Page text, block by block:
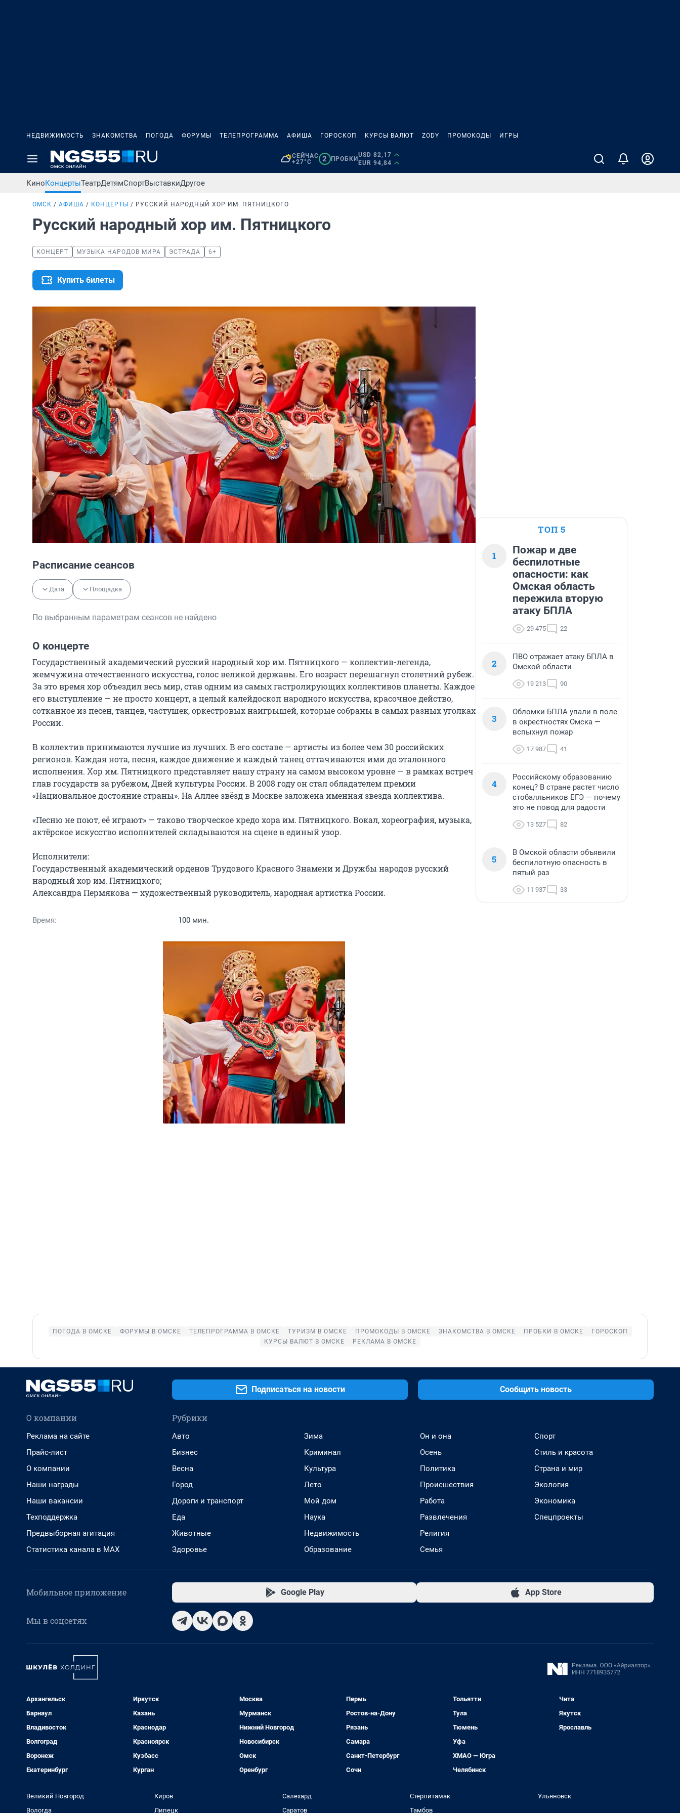
НЕДВИЖИМОСТЬ ЗНАКОМСТВА ПОГОДА ФОРУМЫ ТЕЛЕПРОГРАММА АФИША ГОРОСКОП КУРСЫ ВАЛЮТ ZODY ПРОМОКОДЫ ИГРЫ
СЕЙЧАС
+27°C
2 ПРОБКИ
USD 82,17
EUR 94,84
КиноКонцертыТеатрДетямСпортВыставкиДругое
ОМСК АФИША КОНЦЕРТЫ РУССКИЙ НАРОДНЫЙ ХОР ИМ. ПЯТНИЦКОГО
Русский народный хор им. Пятницкого
КОНЦЕРТ МУЗЫКА НАРОДОВ МИРА ЭСТРАДА 6+
Купить билеты
Расписание сеансов
Дата Площадка
По выбранным параметрам сеансов не найдено
О концерте
Государственный академический русский народный хор им. Пятницкого — коллектив-легенда,
жемчужина отечественного искусства, голос великой державы. Его возраст перешагнул столетний рубеж.
За это время хор объездил весь мир, став одним из самых гастролирующих коллективов планеты. Каждое
его выступление — не просто концерт, а целый калейдоскоп народного искусства, красочное действо,
сотканное из песен, танцев, частушек, оркестровых наигрышей, которые собраны в самых разных уголках
России.
В коллектив принимаются лучшие из лучших. В его составе — артисты из более чем 30 российских
регионов. Каждая нота, песня, каждое движение и каждый танец оттачиваются ими до эталонного
исполнения. Хор им. Пятницкого представляет нашу страну на самом высоком уровне — в рамках встреч
глав государств за рубежом, Дней культуры России. В 2008 году он стал обладателем премии
«Национальное достояние страны». На Аллее звёзд в Москве заложена именная звезда коллектива.
«Песню не поют, её играют» — таково творческое кредо хора им. Пятницкого. Вокал, хореография, музыка,
актёрское искусство исполнителей складываются на сцене в единый узор.
Исполнители:
Государственный академический орденов Трудового Красного Знамени и Дружбы народов русский
народный хор им. Пятницкого;
Александра Пермякова — художественный руководитель, народная артистка России.
Время: 100 мин.
ТОП 5
1
Пожар и две
беспилотные
опасности: как
Омская область
пережила вторую
атаку БПЛА
29 475 22
2
ПВО отражает атаку БПЛА в
Омской области
19 213 90
3
Обломки БПЛА упали в поле
в окрестностях Омска —
вспыхнул пожар
17 987 41
4
Российскому образованию
конец? В стране растет число
стобалльников ЕГЭ — почему
это не повод для радости
13 527 82
5
В Омской области объявили
беспилотную опасность в
пятый раз
11 937 33
ПОГОДА В ОМСКЕ ФОРУМЫ В ОМСКЕ ТЕЛЕПРОГРАММА В ОМСКЕ ТУРИЗМ В ОМСКЕ ПРОМОКОДЫ В ОМСКЕ ЗНАКОМСТВА В ОМСКЕ ПРОБКИ В ОМСКЕ
ГОРОСКОП
КУРСЫ ВАЛЮТ В ОМСКЕ
РЕКЛАМА В ОМСКЕ
Подписаться на новости Сообщить новость
О компании
Реклама на сайте
Прайс-лист
О компании
Наши награды
Наши вакансии
Техподдержка
Предвыборная агитация
Статистика канала в MAX
Рубрики
Авто
Бизнес
Весна
Город
Дороги и транспорт
Еда
Животные
Здоровье
Зима
Криминал
Культура
Лето
Мой дом
Наука
Недвижимость
Образование
Он и она
Осень
Политика
Происшествия
Работа
Развлечения
Религия
Семья
Спорт
Стиль и красота
Страна и мир
Экология
Экономика
Спецпроекты
Мобильное приложение Google Play App Store
Мы в соцсетях
Архангельск
Барнаул
Владивосток
Волгоград
Воронеж
Екатеринбург
Иркутск
Казань
Краснодар
Красноярск
Кузбасс
Курган
Москва
Мурманск
Нижний Новгород
Новосибирск
Омск
Оренбург
Пермь
Ростов-на-Дону
Рязань
Самара
Санкт-Петербург
Сочи
Тольятти
Тула
Тюмень
Уфа
ХМАО — Югра
Челябинск
Чита
Якутск
Ярославль
Великий Новгород
Вологда
Киров
Липецк
Салехард
Саратов
Стерлитамак
Тамбов
Ульяновск